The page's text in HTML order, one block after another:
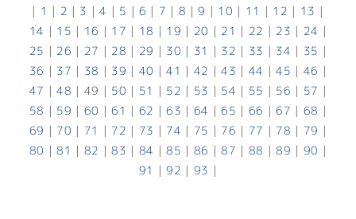
| 1 | 2 | 3 | 4 | 5 | 6 | 7 | 8 | 9 | 10 | 11 | 12 | 13 |
14 | 15 | 16 | 17 | 18 | 19 | 20 | 21 | 22 | 23 | 24 |
25 | 26 | 27 | 28 | 29 | 30 | 31 | 32 | 33 | 34 | 35 |
36 | 37 | 38 | 39 | 40 | 41 | 42 | 43 | 44 | 45 | 46 |
47 | 48 | 49 | 50 | 51 | 52 | 53 | 54 | 55 | 56 | 57 |
58 | 59 | 60 | 61 | 62 | 63 | 64 | 65 | 66 | 67 | 68 |
69 | 70 | 71 | 72 | 73 | 74 | 75 | 76 | 77 | 78 | 79 |
80 | 81 | 82 | 83 | 84 | 85 | 86 | 87 | 88 | 89 | 90 |
91 | 92 | 93 |